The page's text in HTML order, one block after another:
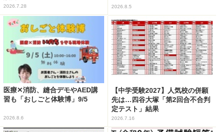
2026.7.28 2026.8.5
医療✕消防、縫合デモやAED講
習も「おしごと体験博」9/5
2026.8.6
【中学受験2027】人気校の併願
先は…四谷大塚「第2回合不合判
定テスト」結果
2026.7.16